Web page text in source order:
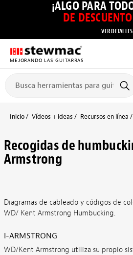
¡ALGO PARA
DE
VER
MEJORANDO LAS GUITARRAS
Inicio Vídeos + ideas Recursos en línea
Recogidas de
Armstrong
Diagramas de cableado y códigos de
WD/ Kent Armstrong Humbucking.
I-ARMSTRONG
WD/Kent Armstrong utiliza su propio